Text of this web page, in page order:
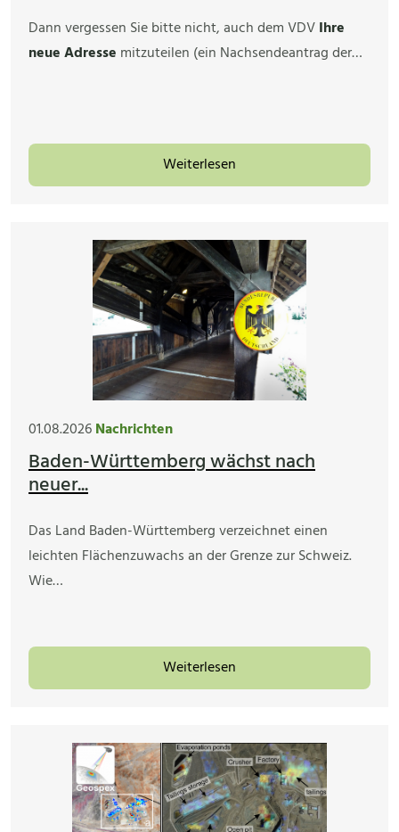
Dann vergessen Sie bitte nicht, auch dem VDVIhre
neue Adresse mitzuteilen (ein Nachsendeantrag der…
Weiterlesen
01.08.2026Nachrichten
Baden-Württemberg wächst nach
neuer...
Das Land Baden-Württemberg verzeichnet einen
leichten Flächenzuwachs an der Grenze zur Schweiz.
Wie…
Weiterlesen